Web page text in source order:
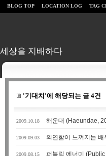
세상을 지배하다
BLOG TOP LOCATION LOG TAG
'기대치'에 해당되는 글 4건
2009.10.18 해운대 (Haeundae,
2009.09.03 의연함이 느껴지는
2009.08.15 퍼블릭 에너미